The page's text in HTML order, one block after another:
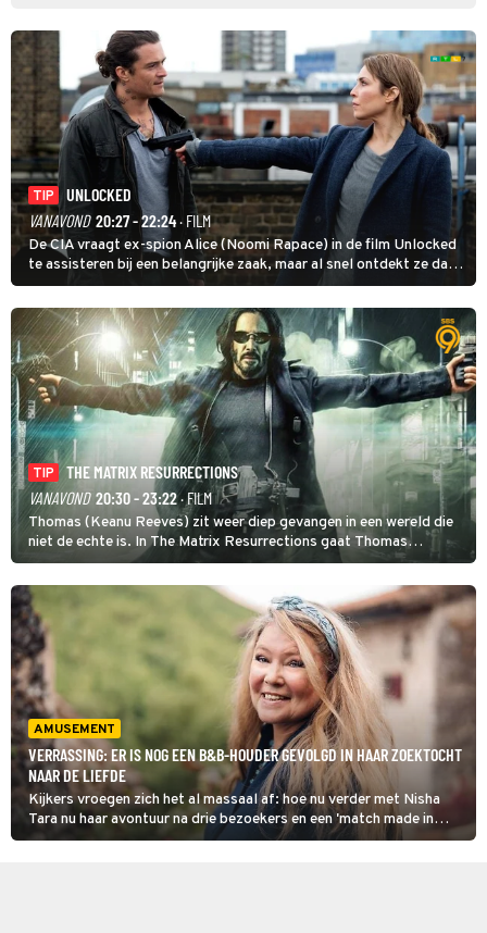
TIP
UNLOCKED
VANAVOND 20:27 - 22:24· FILM
De CIA vraagt ex-spion Alice (Noomi Rapace) in de film Unlocked
te assisteren bij een belangrijke zaak, maar al snel ontdekt ze dat
degene die haar aanstelde kwade bedoelingen heeft.
TIP
THE MATRIX RESURRECTIONS
VANAVOND 20:30 - 23:22· FILM
Thomas (Keanu Reeves) zit weer diep gevangen in een wereld die
niet de echte is. In The Matrix Resurrections gaat Thomas
proberen uit deze schijnwereld te ontsnappen.
AMUSEMENT
VERRASSING: ER IS NOG EEN B&B-HOUDER GEVOLGD IN HAAR ZOEKTOCHT
NAAR DE LIEFDE
Kijkers vroegen zich het al massaal af: hoe nu verder met Nisha
Tara nu haar avontuur na drie bezoekers en een 'match made in
heaven' al afgelopen lijkt? Daar reageren RTL en Videoland nu op